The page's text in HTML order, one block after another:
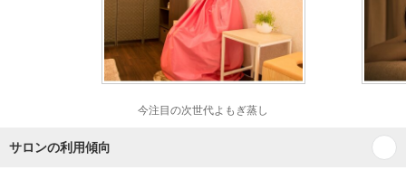
今注目の次世代よもぎ蒸し
サロンの利用傾向